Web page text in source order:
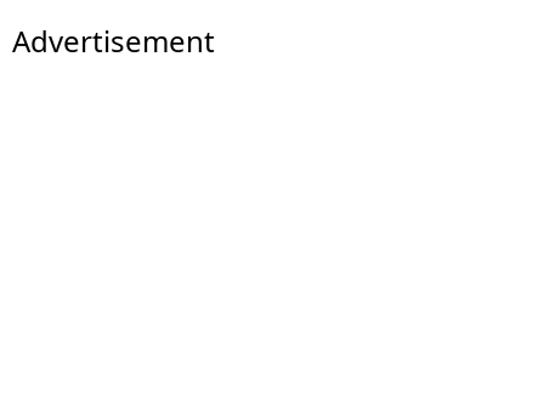
Advertisement